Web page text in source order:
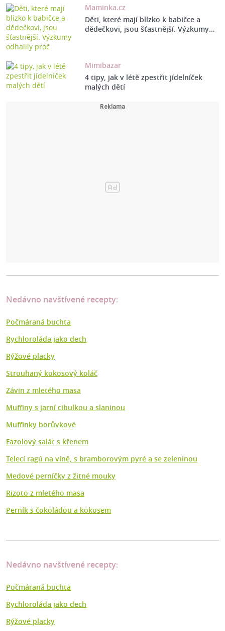
Maminka.cz
Děti, které mají blízko k babičce a
dědečkovi, jsou šťastnější. Výzkumy…
Mimibazar
4 tipy, jak v létě zpestřit jídelníček
malých dětí
Nedávno navštívené recepty:
Počmáraná buchta
Rychloroláda jako dech
Rýžové placky
Strouhaný kokosový koláč
Závin z mletého masa
Muffiny s jarní cibulkou a slaninou
Muffinky borůvkové
Fazolový salát s křenem
Telecí ragú na víně, s bramborovým pyré a se zeleninou
Medové perníčky z žitné mouky
Rizoto z mletého masa
Perník s čokoládou a kokosem
Nedávno navštívené recepty:
Počmáraná buchta
Rychloroláda jako dech
Rýžové placky